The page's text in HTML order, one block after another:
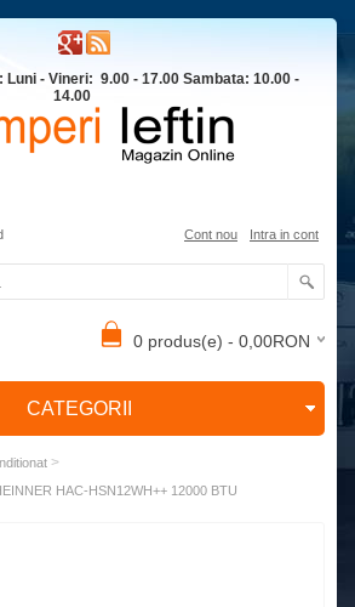
- Vineri: 9.00 - 17.00 Sambata: 10.00 -
14.00
Cont nou Intra in cont
0 produs(e) - 0,00RON
CATEGORII
>
HAC-HSN12WH++ 12000 BTU